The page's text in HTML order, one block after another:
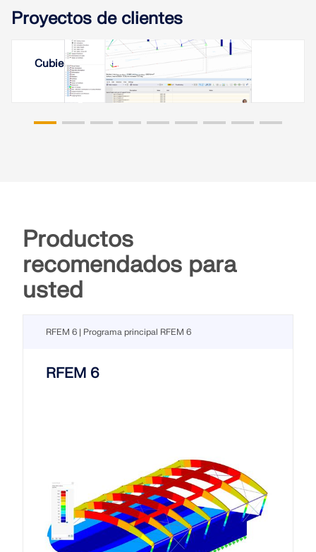
Proyectos de clientes
Cubierta con membrana en Ereván, Armenia
Productos
recomendados para
usted
RFEM 6 | Programa principal RFEM 6
RFEM 6